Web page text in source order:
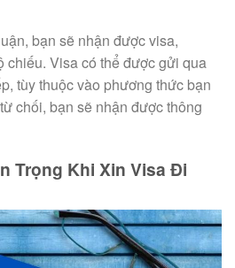
bạn sẽ nhận được visa,
chiếu. Visa có thể được gửi qua
tùy thuộc vào phương thức bạn
chối, bạn sẽ nhận được thông
Trọng Khi Xin Visa Đi